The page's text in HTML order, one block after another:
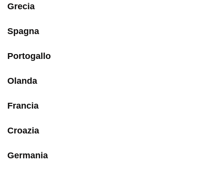
Grecia
Spagna
Portogallo
Olanda
Francia
Croazia
Germania